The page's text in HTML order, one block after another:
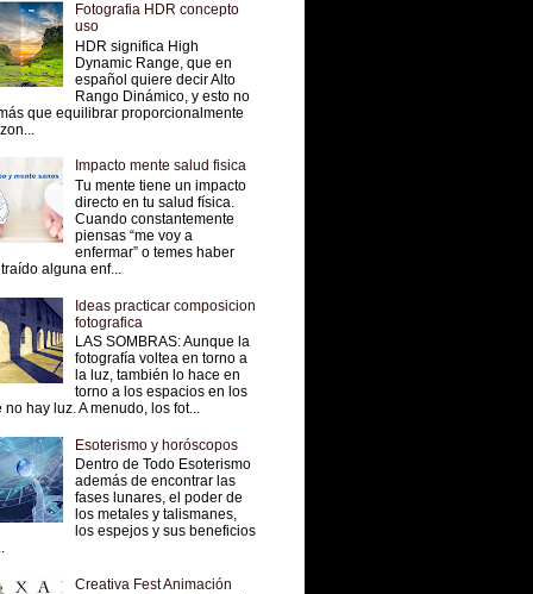
Fotografia HDR concepto
uso
HDR significa High
Dynamic Range, que en
español quiere decir Alto
Rango Dinámico, y esto no
que equilibrar proporcionalmente
Impacto mente salud fisica
Tu mente tiene un impacto
directo en tu salud física.
Cuando constantemente
piensas “me voy a
enfermar” o temes haber
alguna enf...
Ideas practicar composicion
fotografica
LAS SOMBRAS: Aunque la
fotografía voltea en torno a
la luz, también lo hace en
torno a los espacios en los
no hay luz. A menudo, los fot...
Esoterismo y horóscopos
Dentro de Todo Esoterismo
además de encontrar las
fases lunares, el poder de
los metales y talismanes,
los espejos y sus beneficios
Creativa Fest Animación